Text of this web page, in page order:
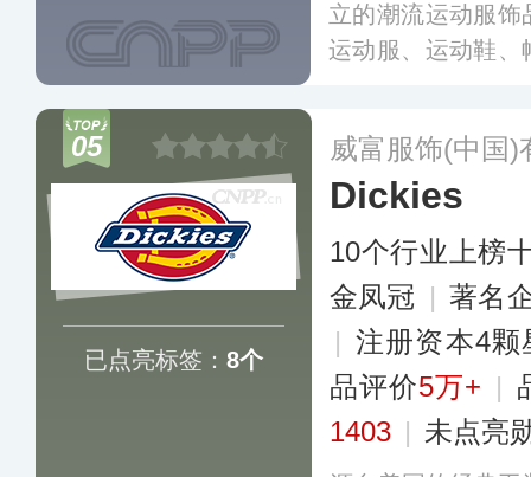
立的潮流运动服
运动服、运动鞋、
著称，在运动服
05
已点亮标签： 8个
威富服饰(中国)
Dickies
10个行业上榜
金凤冠 | 著名
| 注册资本4颗
品评价5万+ |
1403 | 未点亮